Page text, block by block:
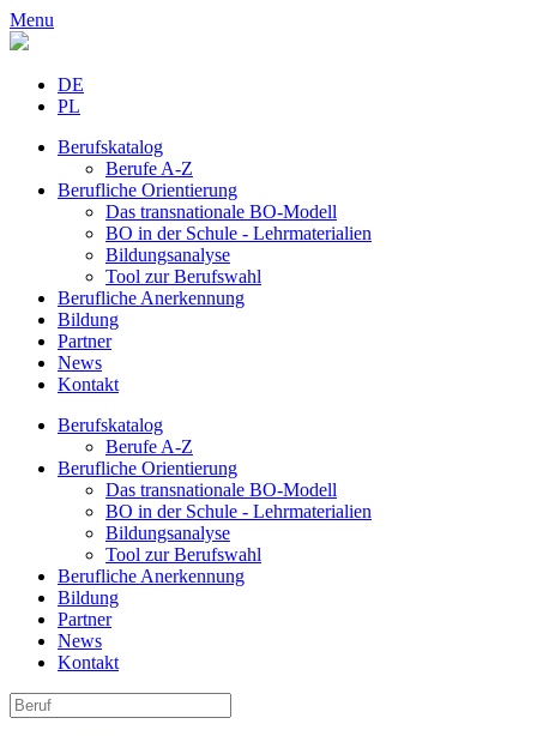
Menu
DE
PL
Berufskatalog
Berufe A-Z
Berufliche Orientierung
Das transnationale BO-Modell
BO in der Schule - Lehrmaterialien
Bildungsanalyse
Tool zur Berufswahl
Berufliche Anerkennung
Bildung
Partner
News
Kontakt
Berufskatalog
Berufe A-Z
Berufliche Orientierung
Das transnationale BO-Modell
BO in der Schule - Lehrmaterialien
Bildungsanalyse
Tool zur Berufswahl
Berufliche Anerkennung
Bildung
Partner
News
Kontakt